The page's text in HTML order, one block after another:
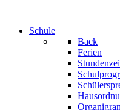
Schule
Back
Ferien